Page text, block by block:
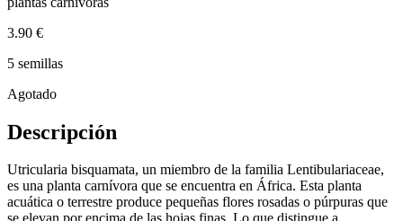
3.90 €
5 semillas
Agotado
Descripción
Utricularia bisquamata, un miembro de la familia Lentibulariaceae,
es una planta carnívora que se encuentra en África. Esta planta
acuática o terrestre produce pequeñas flores rosadas o púrpuras que